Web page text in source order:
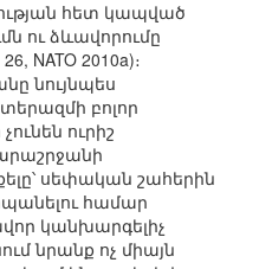
հետ կապված
ու ձևավորումը
NATO 2010a)։
նույնպես
բոլոր
ուրիշ
սեփական շահերին
համար
կանխարգելիչ
նրանք ոչ միայն